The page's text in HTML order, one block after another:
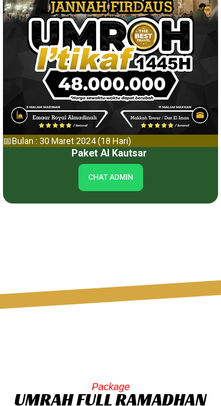
📅Bulan : 30 Maret 2024 (18 Hari)
Paket Al Kautsar
CHAT ADMIN
Package
UMRAH FULL RAMADHAN